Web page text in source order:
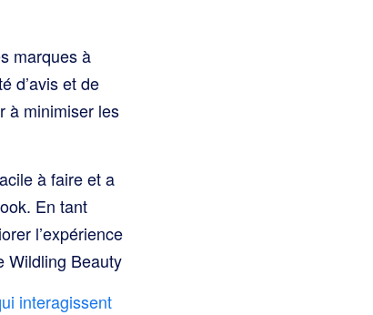
marques à
d’avis et de
à minimiser les
à faire et a
En tant
l’expérience
Wildling Beauty
interagissent